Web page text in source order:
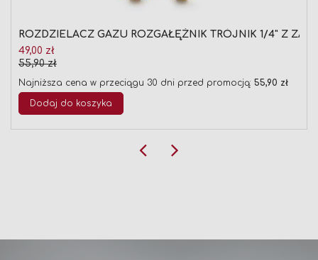
ROZDZIELACZ GAZU ROZGAŁĘŹNIK TRÓJNIK 1/4" Z
Cena
promocyjna
49,00 zł
55,90 zł
Najniższa cena w przeciągu 30 dni przed promocją: 55,90 zł
Dodaj do koszyka